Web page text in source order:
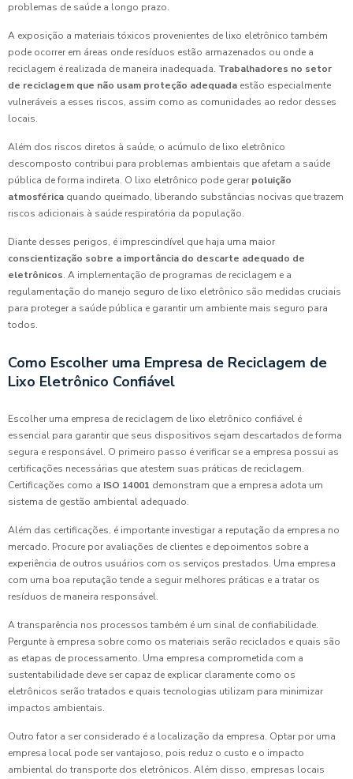
problemas de saúde a longo prazo.
A exposição a materiais tóxicos provenientes de lixo eletrônico também
pode ocorrer em áreas onde resíduos estão armazenados ou onde a
reciclagem é realizada de maneira inadequada. Trabalhadores no setor
de reciclagem que não usam proteção adequada estão especialmente
vulneráveis a esses riscos, assim como as comunidades ao redor desses
locais.
Além dos riscos diretos à saúde, o acúmulo de lixo eletrônico
descomposto contribui para problemas ambientais que afetam a saúde
pública de forma indireta. O lixo eletrônico pode gerar poluição
atmosférica quando queimado, liberando substâncias nocivas que trazem
riscos adicionais à saúde respiratória da população.
Diante desses perigos, é imprescindível que haja uma maior
conscientização sobre a importância do descarte adequado de
eletrônicos. A implementação de programas de reciclagem e a
regulamentação do manejo seguro de lixo eletrônico são medidas cruciais
para proteger a saúde pública e garantir um ambiente mais seguro para
todos.
Como Escolher uma Empresa de Reciclagem de
Lixo Eletrônico Confiável
Escolher uma empresa de reciclagem de lixo eletrônico confiável é
essencial para garantir que seus dispositivos sejam descartados de forma
segura e responsável. O primeiro passo é verificar se a empresa possui as
certificações necessárias que atestem suas práticas de reciclagem.
Certificações como a ISO 14001 demonstram que a empresa adota um
sistema de gestão ambiental adequado.
Além das certificações, é importante investigar a reputação da empresa no
mercado. Procure por avaliações de clientes e depoimentos sobre a
experiência de outros usuários com os serviços prestados. Uma empresa
com uma boa reputação tende a seguir melhores práticas e a tratar os
resíduos de maneira responsável.
A transparência nos processos também é um sinal de confiabilidade.
Pergunte à empresa sobre como os materiais serão reciclados e quais são
as etapas de processamento. Uma empresa comprometida com a
sustentabilidade deve ser capaz de explicar claramente como os
eletrônicos serão tratados e quais tecnologias utilizam para minimizar
impactos ambientais.
Outro fator a ser considerado é a localização da empresa. Optar por uma
empresa local pode ser vantajoso, pois reduz o custo e o impacto
ambiental do transporte dos eletrônicos. Além disso, empresas locais